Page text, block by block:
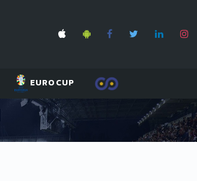
EUROCUP